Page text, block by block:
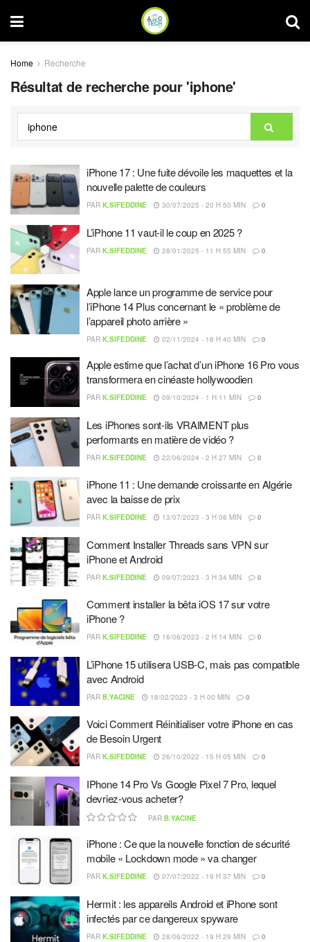
Home Recherche
Résultat de recherche pour 'iphone'
iPhone 17 : Une fuite dévoile les maquettes et la
nouvelle palette de couleurs
PAR K.SIFEDDINE 30/07/2025 - 20 H 50 MIN 0
L’iPhone 11 vaut-il le coup en 2025 ?
PAR K.SIFEDDINE 28/01/2025 - 11 H 55 MIN 0
Apple lance un programme de service pour
l’iPhone 14 Plus concernant le « problème de
l’appareil photo arrière »
PAR K.SIFEDDINE 02/11/2024 - 18 H 40 MIN 0
Apple estime que l’achat d’un iPhone 16 Pro vous
transformera en cinéaste hollywoodien
PAR K.SIFEDDINE 09/10/2024 - 1 H 11 MIN 0
Les iPhones sont-ils VRAIMENT plus
performants en matière de vidéo ?
PAR K.SIFEDDINE 22/06/2024 - 2 H 27 MIN 0
iPhone 11 : Une demande croissante en Algérie
avec la baisse de prix
PAR K.SIFEDDINE 13/07/2023 - 3 H 08 MIN 0
Comment Installer Threads sans VPN sur
iPhone et Android
PAR K.SIFEDDINE 09/07/2023 - 3 H 34 MIN 0
Comment installer la bêta iOS 17 sur votre
iPhone ?
PAR K.SIFEDDINE 16/06/2023 - 2 H 14 MIN 0
L’iPhone 15 utilisera USB-C, mais pas compatible
avec Android
PAR B.YACINE 18/02/2023 - 3 H 00 MIN 0
Voici Comment Réinitialiser votre iPhone en cas
de Besoin Urgent
PAR K.SIFEDDINE 26/10/2022 - 15 H 05 MIN 0
IPhone 14 Pro Vs Google Pixel 7 Pro, lequel
devriez-vous acheter?
PAR B.YACINE
iPhone : Ce que la nouvelle fonction de sécurité
mobile « Lockdown mode » va changer
PAR K.SIFEDDINE 07/07/2022 - 19 H 37 MIN 0
Hermit : les appareils Android et iPhone sont
infectés par ce dangereux spyware
PAR K.SIFEDDINE 28/06/2022 - 19 H 29 MIN 0